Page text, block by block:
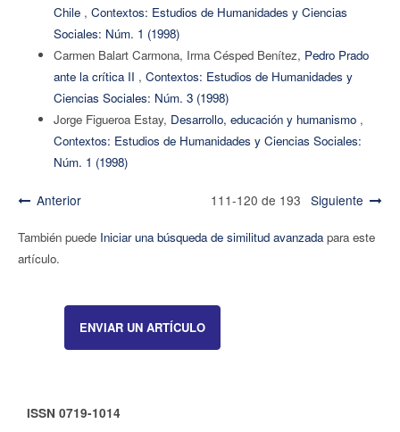
Chile , Contextos: Estudios de Humanidades y Ciencias
Sociales: Núm. 1 (1998)
Carmen Balart Carmona, Irma Césped Benítez, Pedro Prado
ante la crítica II , Contextos: Estudios de Humanidades y
Ciencias Sociales: Núm. 3 (1998)
Jorge Figueroa Estay, Desarrollo, educación y humanismo ,
Contextos: Estudios de Humanidades y Ciencias Sociales:
Núm. 1 (1998)
Anterior 111-120 de 193 Siguiente
También puede Iniciar una búsqueda de similitud avanzadapara este
artículo.
ENVIAR UN ARTÍCULO
ISSN 0719-1014